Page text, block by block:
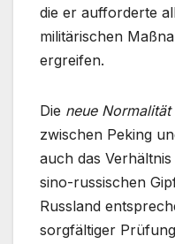
die er aufforderte
militärischen
ergreifen.
Die neue Normalität
zwischen Peking
auch das
sino-russischen
Russland
sorgfältiger